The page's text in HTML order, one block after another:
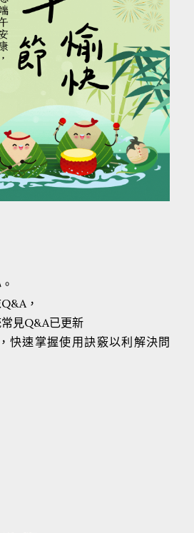
，
見Q&A已更新
快速掌握使用訣竅以利解決問